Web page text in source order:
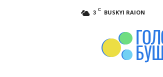
3 C BUSKYI RAION